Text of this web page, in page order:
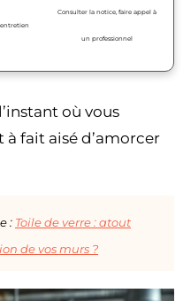
Consulter la notice, faire appel à
un professionnel
où vous
à fait aisé d’amorcer
: Toile de verre : atout
de vos murs ?